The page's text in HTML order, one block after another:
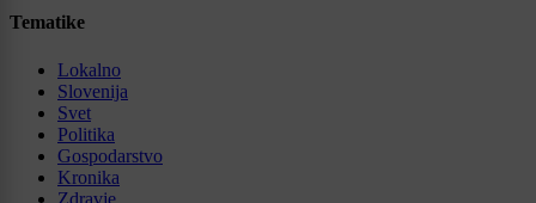
Tematike
Lokalno
Slovenija
Svet
Politika
Gospodarstvo
Kronika
Zdravje